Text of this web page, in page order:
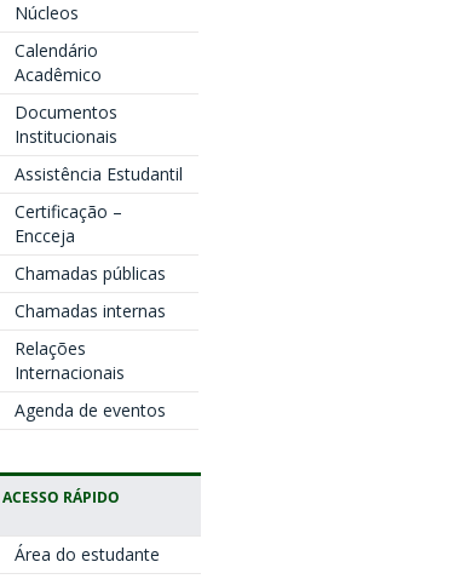
Núcleos
Calendário
Acadêmico
Documentos
Institucionais
Assistência Estudantil
Certificação –
Encceja
Chamadas públicas
Chamadas internas
Relações
Internacionais
Agenda de eventos
ACESSO RÁPIDO
Área do estudante